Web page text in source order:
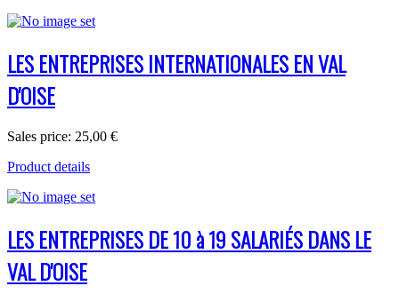
LES ENTREPRISES INTERNATIONALES EN VAL
D'OISE
Sales price: 25,00 €
Product details
LES ENTREPRISES DE 10 à 19 SALARIÉS DANS LE
VAL D'OISE